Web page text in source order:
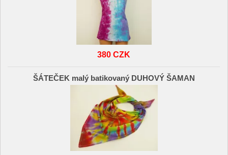
380 CZK
ŠÁTEČEK malý batikovaný DUHOVÝ ŠAMAN